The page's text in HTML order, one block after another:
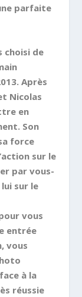
parfaite
choisi de
Après
Nicolas
en
Son
force
sur le
par vous-
sur le
vous
entrée
vous
à la
réussie